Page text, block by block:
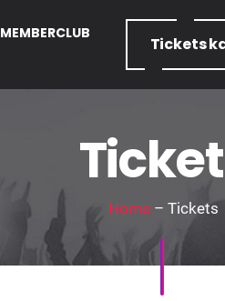
MEMBERCLUB
Tickets
Home – Tickets